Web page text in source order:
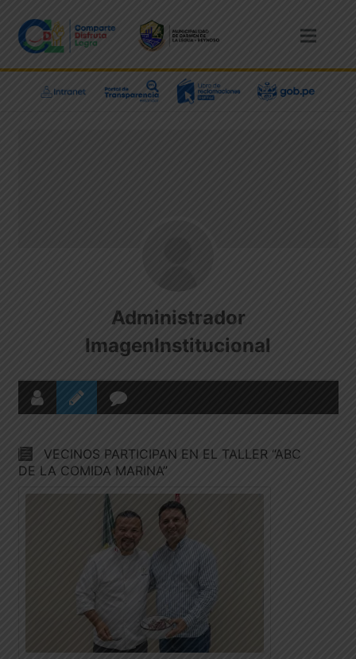
Administrador
ImagenInstitucional
VECINOS PARTICIPAN EN EL TALLER “ABC
DE LA COMIDA MARINA”